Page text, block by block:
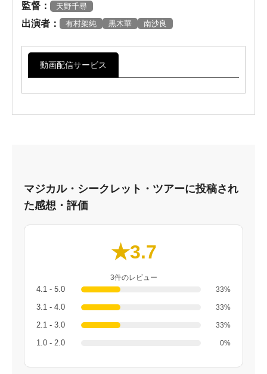
監督： 天野千尋
出演者： 有村架純 黒木華 南沙良
動画配信サービス
マジカル・シークレット・ツアーに投稿され
た感想・評価
★3.7
3件のレビュー
4.1 - 5.0 33%
3.1 - 4.0 33%
2.1 - 3.0 33%
1.0 - 2.0 0%